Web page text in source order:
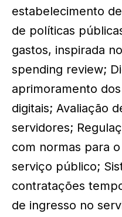
estabelecimento
de políticas
gastos, inspirada
spending review;
aprimoramento
digitais; Avaliação
servidores;
com normas para
serviço público;
contratações
de ingresso no